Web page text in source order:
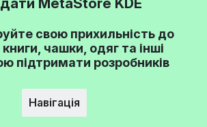
свою прихильність до
чашки, одяг та інші
підтримати розробників
Навігація